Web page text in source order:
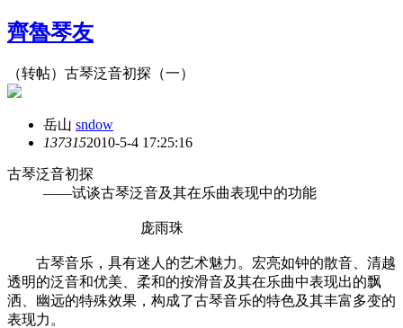
齊魯琴友
（转帖）古琴泛音初探（一）
岳山 sndow
1373152010-5-4 17:25:16
古琴泛音初探
——试谈古琴泛音及其在乐曲表现中的功能
庞雨珠
古琴音乐，具有迷人的艺术魅力。宏亮如钟的散音、清越
透明的泛音和优美、柔和的按滑音及其在乐曲中表现出的飘
洒、幽远的特殊效果，构成了古琴音乐的特色及其丰富多变的
表现力。